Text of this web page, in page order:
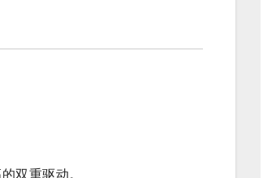
双重驱动。